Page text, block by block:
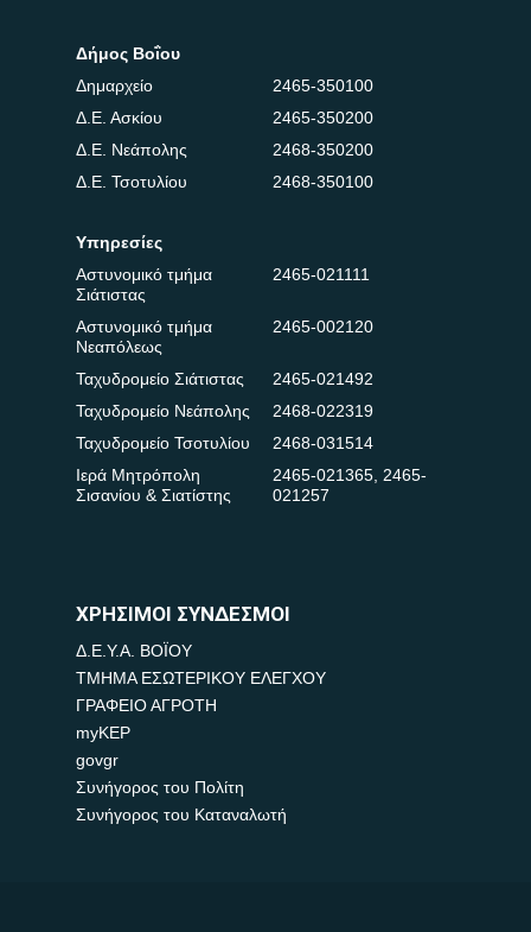
Δήμος Βοΐου
Δημαρχείο
2465-350100
Δ.Ε. Ασκίου
2465-350200
Δ.Ε. Νεάπολης
2468-350200
Δ.Ε. Τσοτυλίου
2468-350100
Υπηρεσίες
Αστυνομικό τμήμα
Σιάτιστας
2465-021111
Αστυνομικό τμήμα
Νεαπόλεως
2465-002120
Ταχυδρομείο Σιάτιστας
2465-021492
Ταχυδρομείο Νεάπολης
2468-022319
Ταχυδρομείο Τσοτυλίου
2468-031514
Ιερά Μητρόπολη
Σισανίου & Σιατίστης
2465-021365, 2465-
021257
ΧΡΗΣΙΜΟΙ ΣΥΝΔΕΣΜΟΙ
Δ.Ε.Υ.Α. ΒΟΪΟΥ
ΤΜΗΜΑ ΕΣΩΤΕΡΙΚΟΥ ΕΛΕΓΧΟΥ
ΓΡΑΦΕΙΟ ΑΓΡΟΤΗ
myKEP
govgr
Συνήγορος του Πολίτη
Συνήγορος του Καταναλωτή